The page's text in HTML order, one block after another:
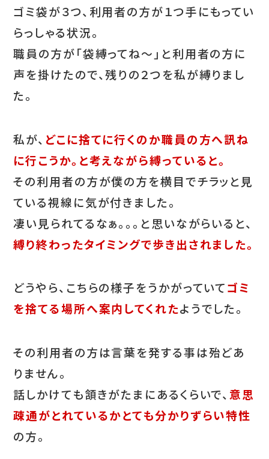
ゴミ袋が３つ、利用者の方が１つ手にもってい
らっしゃる状況。
職員の方が「袋縛ってね～」と利用者の方に
声を掛けたので、残りの２つを私が縛りまし
た。
私が、 どこに捨てに行くのか職員の方へ訊ね
に行こうか。と考えながら縛っていると。
その利用者の方が僕の方を横目でチラッと見
ている視線に気が付きました。
凄い見られてるなぁ。。。と思いながらいると、
縛り終わったタイミングで歩き出されました。
どうやら、こちらの様子をうかがっていてゴミ
を捨てる場所へ案内してくれたようでした。
その利用者の方は言葉を発する事は殆どあ
りません。
話しかけても頷きがたまにあるくらいで、 意思
疎通がとれているかとても分かりずらい特性
の方。